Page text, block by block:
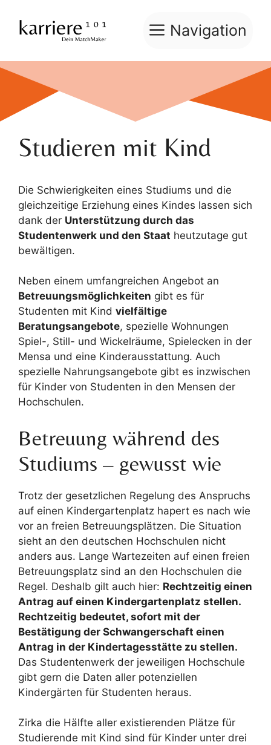
Inhalt
springen
Navigation
Studieren mit Kind
Die Schwierigkeiten eines Studiums und die
gleichzeitige Erziehung eines Kindes lassen sich
dank der Unterstützung durch das
Studentenwerk und den Staat heutzutage gut
bewältigen.
Neben einem umfangreichen Angebot an
Betreuungsmöglichkeiten gibt es für
Studenten mit Kind vielfältige
Beratungsangebote, spezielle Wohnungen
Spiel-, Still- und Wickelräume, Spielecken in der
Mensa und eine Kinderausstattung. Auch
spezielle Nahrungsangebote gibt es inzwischen
für Kinder von Studenten in den Mensen der
Hochschulen.
Betreuung während des
Studiums – gewusst wie
Trotz der gesetzlichen Regelung des Anspruchs
auf einen Kindergartenplatz hapert es nach wie
vor an freien Betreuungsplätzen. Die Situation
sieht an den deutschen Hochschulen nicht
anders aus. Lange Wartezeiten auf einen freien
Betreuungsplatz sind an den Hochschulen die
Regel. Deshalb gilt auch hier: Rechtzeitig einen
Antrag auf einen Kindergartenplatz stellen.
Rechtzeitig bedeutet, sofort mit der
Bestätigung der Schwangerschaft einen
Antrag in der Kindertagesstätte zu stellen.
Das Studentenwerk der jeweiligen Hochschule
gibt gern die Daten aller potenziellen
Kindergärten für Studenten heraus.
Zirka die Hälfte aller existierenden Plätze für
Studierende mit Kind sind für Kinder unter drei